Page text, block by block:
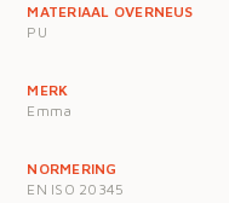
MATERIAAL OVERNEUS
PU
MERK
Emma
NORMERING
EN ISO 20345